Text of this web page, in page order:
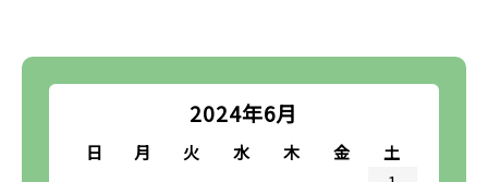
2024年6月
日 月 火 水 木 金
土